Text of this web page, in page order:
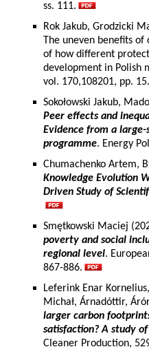
ss. 111.
Rok Jakub, Grodzicki
The uneven benefits of
of how different
development in Polish
vol. 170,108201, pp. 15.
Sokołowski Jakub,
Peer effects and
Evidence from a
programme. Energy
Chumachenko Artem,
Knowledge Evolution
Driven Study of
Smętkowski Maciej
poverty and social
regional level.
867-886.
Leferink Enar
Michał, Árnadóttir,
larger carbon
satisfaction? A study
Cleaner Production,